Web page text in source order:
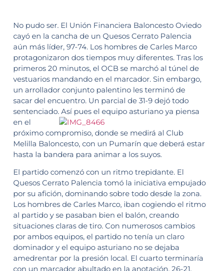
No pudo ser. El Unión Financiera Baloncesto Oviedo
cayó en la cancha de un Quesos Cerrato Palencia
aún más líder, 97-74. Los hombres de Carles Marco
protagonizaron dos tiempos muy diferentes. Tras los
primeros 20 minutos, el OCB se marchó al túnel de
vestuarios mandando en el marcador. Sin embargo,
un arrollador conjunto palentino les terminó de
sacar del encuentro. Un parcial de 31-9 dejó todo
sentenciado. Así pues el equipo asturiano ya piensa
en el
próximo compromiso, donde se medirá al Club
Melilla Baloncesto, con un Pumarín que deberá estar
hasta la bandera para animar a los suyos.
El partido comenzó con un ritmo trepidante. El
Quesos Cerrato Palencia tomó la iniciativa empujado
por su afición, dominando sobre todo desde la zona.
Los hombres de Carles Marco, iban cogiendo el ritmo
al partido y se pasaban bien el balón, creando
situaciones claras de tiro. Con numerosos cambios
por ambos equipos, el partido no tenía un claro
dominador y el equipo asturiano no se dejaba
amedrentar por la presión local. El cuarto terminaría
con un marcador abultado en la anotación, 26-21,